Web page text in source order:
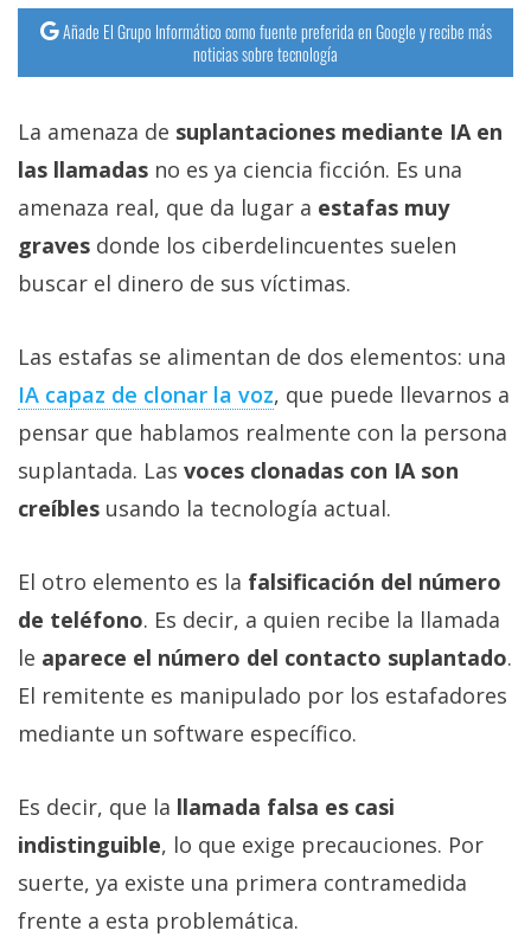
Añade El Grupo Informático como fuente preferida en Google y recibe más
noticias sobre tecnología
La amenaza de suplantaciones mediante IA en
las llamadas no es ya ciencia ficción. Es una
amenaza real, que da lugar a estafas muy
graves donde los ciberdelincuentes suelen
buscar el dinero de sus víctimas.
Las estafas se alimentan de dos elementos: una
IA capaz de clonar la voz‎, que puede llevarnos a
pensar que hablamos realmente con la persona
suplantada. Las voces clonadas con IA son
creíbles usando la tecnología actual.
El otro elemento es la falsificación del número
de teléfono. Es decir, a quien recibe la llamada
le aparece el número del contacto suplantado.
El remitente es manipulado por los estafadores
mediante un software específico.
Es decir, que la llamada falsa es casi
indistinguible, lo que exige precauciones. Por
suerte, ya existe una primera contramedida
frente a esta problemática.